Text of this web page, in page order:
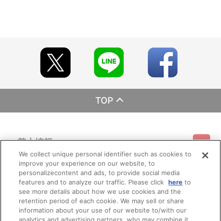
TOP
基本情報
利用規約 特定商取引法に基づく表示 プライバシーポリシー
プライバシーオプション 会社概要
ご利用情報
ご利用ガイド サイトマップ お問い合わせ
会員メニュー
We collect unique personal identifier such as cookies to
improve your experience on our website, to
personalizecontent and ads, to provide social media
features and to analyze our traffic. Please click here to
see more details about how we use cookies and the
retention period of each cookie. We may sell or share
information about your use of our website to/with our